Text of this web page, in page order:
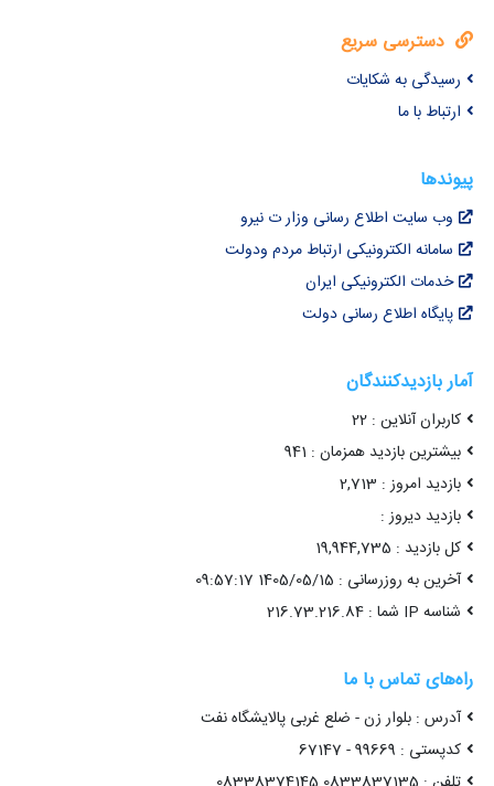
دسترسی سریع
رسیدگی به شکایات
ارتباط با ما
پیوندها
وب سایت اطلاع رسانی وزار ت نیرو
سامانه الکترونیکی ارتباط مردم ودولت
خدمات الکترونیکی ایران
پایگاه اطلاع رسانی دولت
آمار بازدیدکنندگان
کاربران آنلاین : 22
بیشترین بازدید همزمان : 941
بازدید امروز : 2,713
بازدید دیروز :
کل بازدید : 19,944,735
آخرین به روزرسانی : 1405/05/15 09:57:17
شناسه IP شما : 216.73.216.84
راه‌های تماس با ما
آدرس : بلوار زن - ضلع غربی پالایشگاه نفت
کدپستی : 99669 - 67147